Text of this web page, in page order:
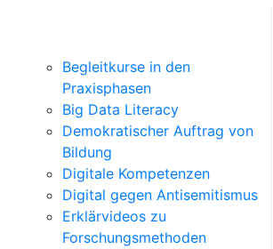
Begleitkurse in den
Praxisphasen
Big Data Literacy
Demokratischer Auftrag von
Bildung
Digitale Kompetenzen
Digital gegen Antisemitismus
Erklärvideos zu
Forschungsmethoden